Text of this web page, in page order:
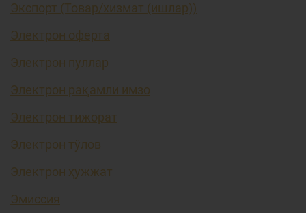
Экспорт (Товар/хизмат (ишлар))
Электрон оферта
Электрон пуллар
Электрон рақамли имзо
Электрон тижорат
Электрон тўлов
Электрон ҳужжат
Эмиссия